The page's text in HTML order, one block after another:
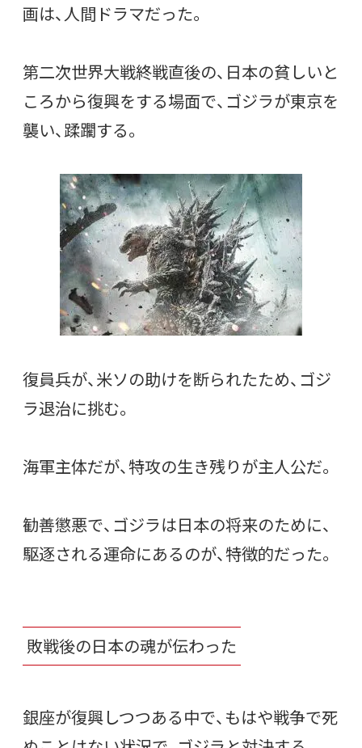
画は、人間ドラマだった。
第二次世界大戦終戦直後の、日本の貧しいと
ころから復興をする場面で、ゴジラが東京を
襲い、蹂躙する。
復員兵が、米ソの助けを断られたため、ゴジ
ラ退治に挑む。
海軍主体だが、特攻の生き残りが主人公だ。
勧善懲悪で、ゴジラは日本の将来のために、
駆逐される運命にあるのが、特徴的だった。
敗戦後の日本の魂が伝わった
銀座が復興しつつある中で、もはや戦争で死